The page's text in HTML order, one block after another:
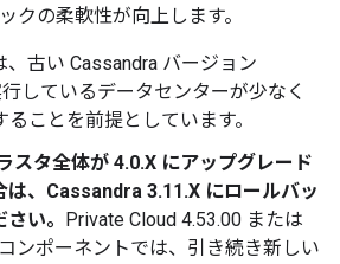
クの柔軟性が向上します。
、古い Cassandra バージョン
行しているデータセンターが少なく
ることを前提としています。
スタ全体が 4.0.X にアップグレード
は、Cassandra 3.11.X にロールバッ
い。 Private Cloud 4.53.00 または
ンポーネントでは、引き続き新しい